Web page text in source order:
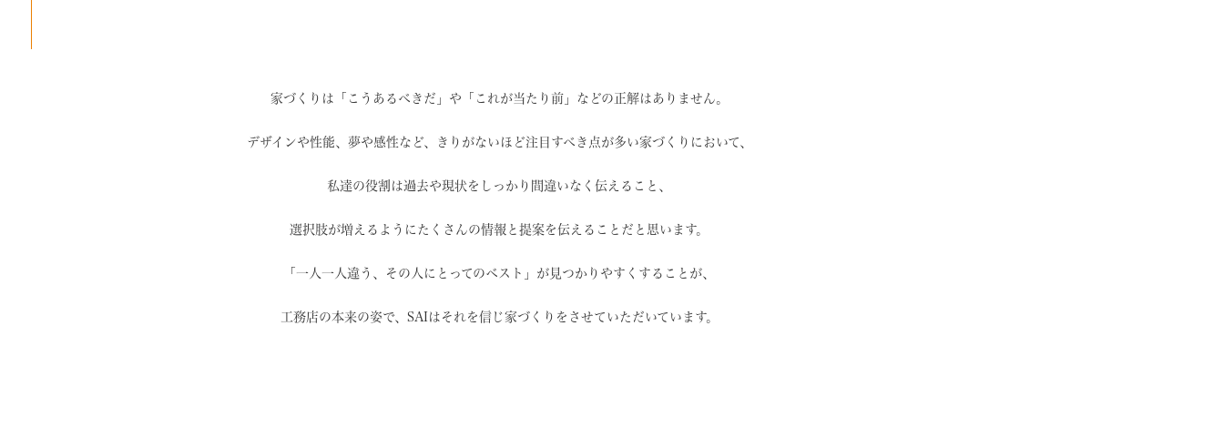
家づくりは「こうあるべきだ」や 「これが当たり前」などの正解はありません。
デザインや性能、夢や感性など、 きりがないほど注目すべき点が多い家づくりにおいて、
私達の役割は過去や現状を しっかり間違いなく伝えること、
選択肢が増えるように たくさんの情報と提案を伝えることだと思います。
「一人一人違う、その人にとってのベスト」 が見つかりやすくすることが、
工務店の本来の姿で、 SAIはそれを信じ家づくりをさせていただいています。